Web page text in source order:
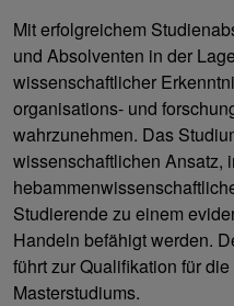
Mit erfolgreichem
und Absolventen in der
wissenschaftlicher
organisations- und
wahrzunehmen. Das
wissenschaftlichen Ansatz,
Studierende zu einem
Handeln befähigt werden.
führt zur Qualifikation für
Masterstudiums.